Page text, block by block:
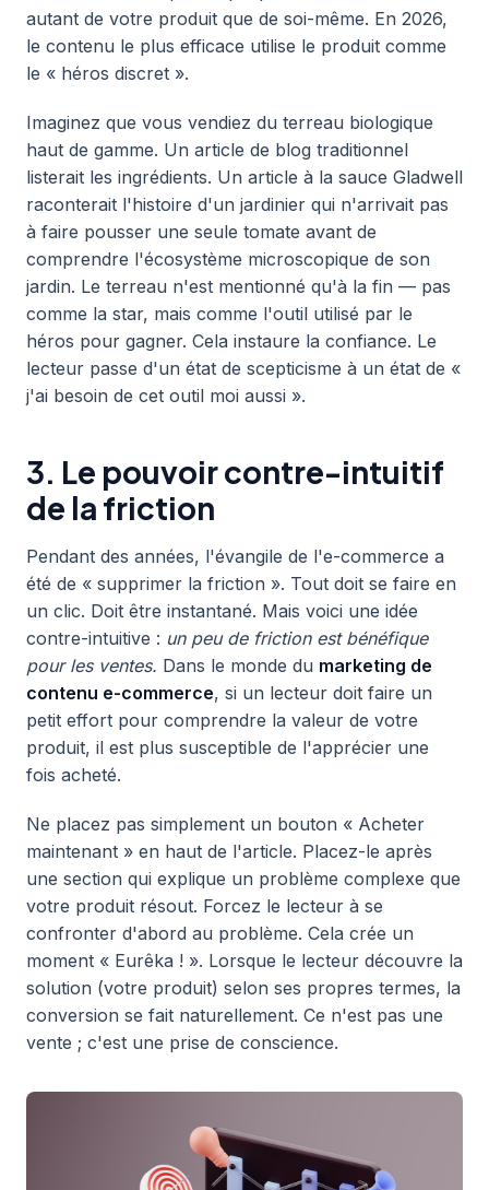
autant de votre produit que de soi-même. En 2026,
le contenu le plus efficace utilise le produit comme
le « héros discret ».
Imaginez que vous vendiez du terreau biologique
haut de gamme. Un article de blog traditionnel
listerait les ingrédients. Un article à la sauce Gladwell
raconterait l'histoire d'un jardinier qui n'arrivait pas
à faire pousser une seule tomate avant de
comprendre l'écosystème microscopique de son
jardin. Le terreau n'est mentionné qu'à la fin — pas
comme la star, mais comme l'outil utilisé par le
héros pour gagner. Cela instaure la confiance. Le
lecteur passe d'un état de scepticisme à un état de «
j'ai besoin de cet outil moi aussi ».
3. Le pouvoir contre-intuitif
de la friction
Pendant des années, l'évangile de l'e-commerce a
été de « supprimer la friction ». Tout doit se faire en
un clic. Doit être instantané. Mais voici une idée
contre-intuitive : un peu de friction est bénéfique
pour les ventes. Dans le monde du marketing de
contenu e-commerce, si un lecteur doit faire un
petit effort pour comprendre la valeur de votre
produit, il est plus susceptible de l'apprécier une
fois acheté.
Ne placez pas simplement un bouton « Acheter
maintenant » en haut de l'article. Placez-le après
une section qui explique un problème complexe que
votre produit résout. Forcez le lecteur à se
confronter d'abord au problème. Cela crée un
moment « Eurêka ! ». Lorsque le lecteur découvre la
solution (votre produit) selon ses propres termes, la
conversion se fait naturellement. Ce n'est pas une
vente ; c'est une prise de conscience.